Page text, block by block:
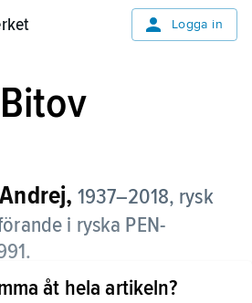
Logga in
Andrej, 1937–2018, rysk
i ryska PEN-
sökte Andrej Bitov i
åt hela artikeln?